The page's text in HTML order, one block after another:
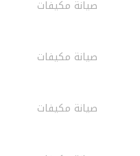
صيانة مكيفات
صيانة مكيفات
صيانة مكيفات